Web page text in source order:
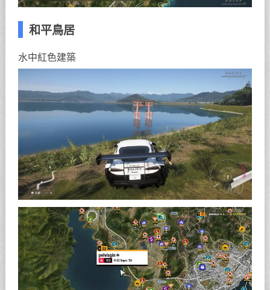
和平鳥居
水中紅色建築